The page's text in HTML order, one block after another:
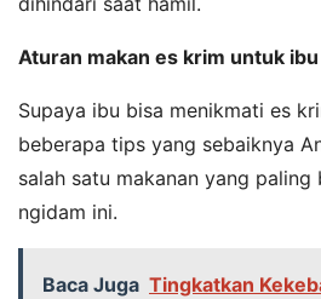
Aturan makan es krim untuk
Supaya ibu bisa menikmati es
beberapa tips yang sebaiknya
salah satu makanan yang
ngidam ini.
Baca Juga Tingkatkan